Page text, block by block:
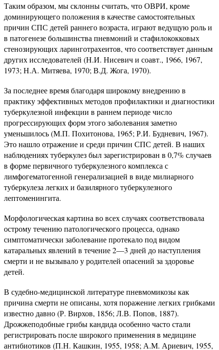
Таким образом, мы склонны считать, что ОВРИ, кроме
доминирующего положения в качестве самостоятельных
причин СПС детей раннего возраста, играют ведущую роль и
в патогенезе большинства пневмоний и стафилококковых
стенозирующих ларинготрахеитов, что соответствует данным
других исследователей (Н.И. Нисевич и соавт., 1966, 1967,
1973; Н.А. Митяева, 1970; В.Д. Жога, 1970).
За последнее время благодаря широкому внедрению в
практику эффективных методов профилактики и диагностики
туберкулезной инфекции в раннем периоде число
прогрессирующих форм этого заболевания заметно
уменьшилось (М.П. Похитонова, 1965; Р.И. Будневич, 1967).
Это нашло отражение и среди причин СПС детей. В наших
наблюдениях туберкулез был зарегистрирован в 0,7% случаев
в форме первичного туберкулезного комплекса с
лимфогематогенной генерализацией в виде милиарного
туберкулеза легких и базилярного туберкулезного
лептоменингита.
Морфологическая картина во всех случаях соответствовала
острому течению патологического процесса, однако
симптоматически заболевание протекало под видом
катаральных явлений в течение 2—3 дней до наступления
смерти и не вызывало у родителей опасений за здоровье
детей.
В судебно-медицинской литературе пневмомикозы как
причина смерти не описаны, хотя поражение легких грибками
известно давно (Р. Вирхов, 1856; Л.В. Попов, 1887).
Дрожжеподобные грибы кандида особенно часто стали
регистрировать после широкого применения в медицине
антибиотиков (П.Н. Кашкин, 1955, 1958; А.М. Ариевич, 1955,